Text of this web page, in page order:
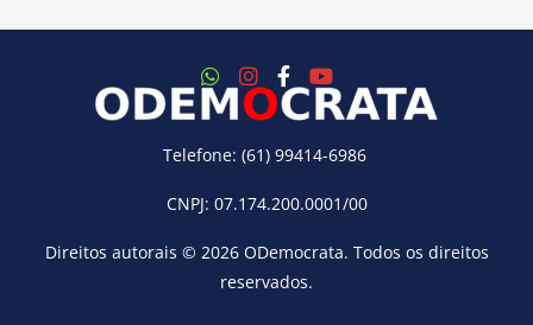
Telefone: (61) 99414-6986
CNPJ: 07.174.200.0001/00
Direitos autorais © 2026 ODemocrata. Todos os direitos
reservados.